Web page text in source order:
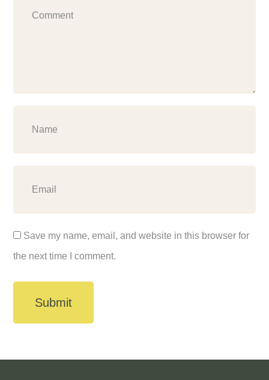
Save my name, email, and website in this browser for
the next time I comment.